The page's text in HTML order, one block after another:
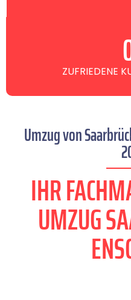
ZUFRIEDENE
Umzug von
IHR
UMZUG